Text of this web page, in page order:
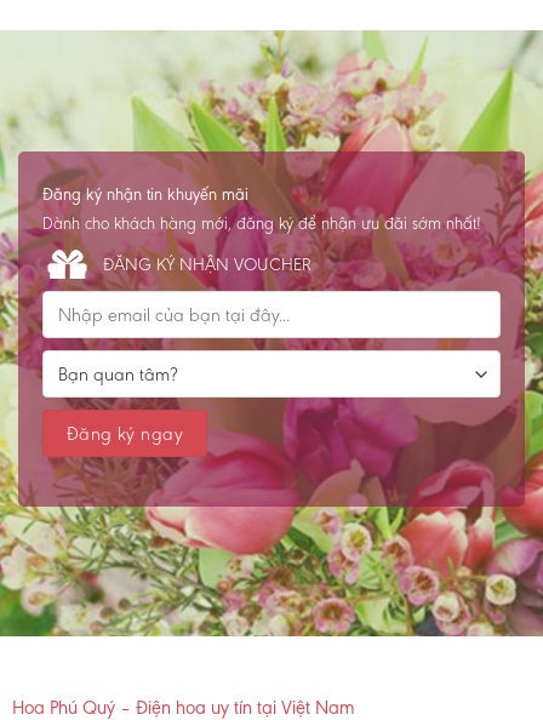
Đăng ký nhận tin khuyến mãi
Dành cho khách hàng mới, đăng ký để nhận ưu đãi sớm nhất!
ĐĂNG KÝ NHẬN VOUCHER
Hoa Phú Quý – Điện hoa uy tín tại Việt Nam